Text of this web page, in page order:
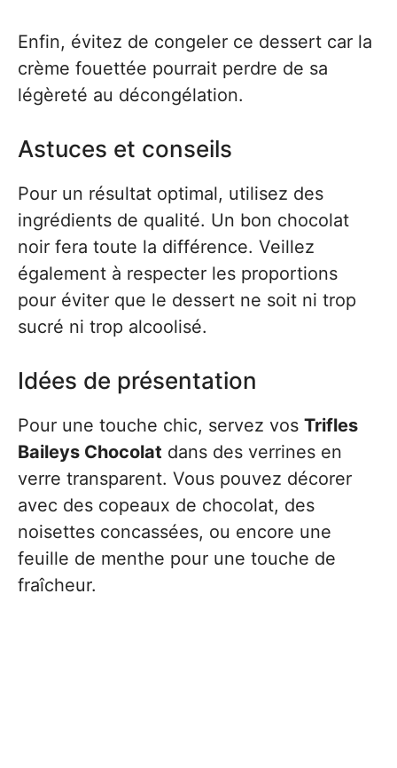
Enfin, évitez de congeler ce dessert car la
crème fouettée pourrait perdre de sa
légèreté au décongélation.
Astuces et conseils
Pour un résultat optimal, utilisez des
ingrédients de qualité. Un bon chocolat
noir fera toute la différence. Veillez
également à respecter les proportions
pour éviter que le dessert ne soit ni trop
sucré ni trop alcoolisé.
Idées de présentation
Pour une touche chic, servez vos Trifles
Baileys Chocolat dans des verrines en
verre transparent. Vous pouvez décorer
avec des copeaux de chocolat, des
noisettes concassées, ou encore une
feuille de menthe pour une touche de
fraîcheur.